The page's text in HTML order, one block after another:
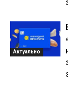
Актуально